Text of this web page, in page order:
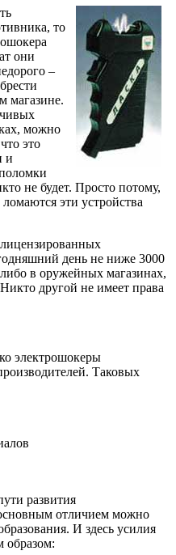
то
они
–
магазине.
можно
это
и
не будет. Просто потому,
эти устройства
день не ниже 3000
в оружейных магазинах,
другой не имеет права
электрошокеры
Таковых
развития
отличием можно
И здесь усилия
образом: